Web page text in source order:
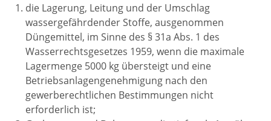
die Lagerung, Leitung und der Umschlag
wassergefährdender Stoffe, ausgenommen
Düngemittel, im Sinne des § 31a Abs. 1 des
Wasserrechtsgesetzes 1959, wenn die maximale
Lagermenge 5000 kg übersteigt und eine
Betriebsanlagengenehmigung nach den
gewerberechtlichen Bestimmungen nicht
erforderlich ist;